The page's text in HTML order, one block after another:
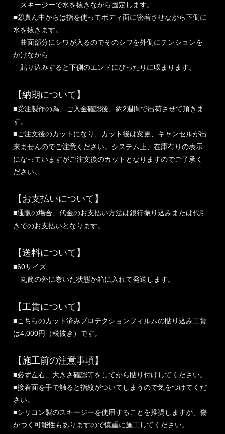
スキージーで水を抜きながら固定します。
■②真ん中からは指を使ってボディ面に密着させながら下側に
水を抜きます。
曲面部分にシワが入るのでそのシワを外側にテンションを
かけながら
貼り込みすると下側のエンドにぴったりに収まります。
【納期について】
■受注製作の為、ご入金確認後、約2週間で出荷させて頂きま
す。
■ご注文後のカットになり、カット後は変更、キャンセルが出
来ませんのでご注意ください。システム上、在庫有りの表示
になっていますがご注文後のカットとなりますのでご了承く
ださい。
【お支払いについて】
■通販の場合、代金のお支払い方法は銀行振り込みまたは代引
きでのお支払いとなります。
【送料について】
■60サイズ
丸筒の外に巻いた状態か箱に入れて発送します。
【工賃について】
■こちらのカット済みプロテクションフィルムの貼り込み工賃
は4,000円（税抜き）です。
【施工前の注意事項】
■必ず左右、大きさ確認等をしてから貼り付けしてください。
■接着面を手で触ると指紋がついてしまうので気をつけてくだ
さい。
■シリコン製のスキージーを使用することを推奨しますが、傷
がつく可能性もありますので慎重に施工してください。